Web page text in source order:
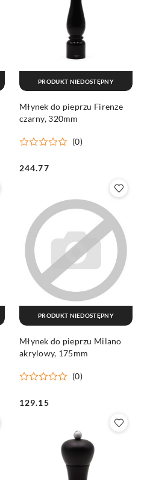
Młynek do pieprzu Firenze
czarny, 320mm
(0)
Cena:
244.77
PRODUKT NIEDOSTĘPNY
Młynek do pieprzu Milano
akrylowy, 175mm
(0)
Cena:
129.15
PRODUKT NIEDOSTĘPNY